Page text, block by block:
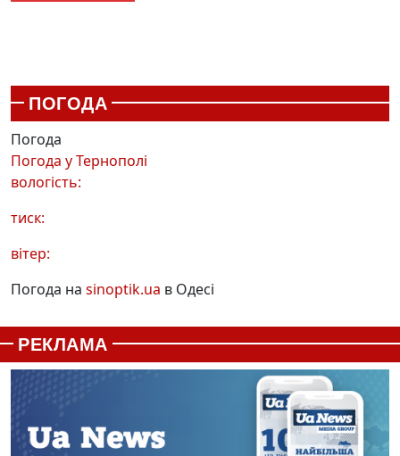
ПОГОДА
Погода
Погода уТернополі
вологість:
тиск:
вітер:
Погода на sinoptik.ua в Одесі
РЕКЛАМА